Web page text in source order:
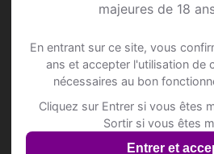
majeures de 18
En entrant sur ce site, vous
ans et accepter l'utilisation de
nécessaires au bon
Cliquez sur Entrer si vous êtes
Sortir si vous êtes
Entrer et
Chemin ?